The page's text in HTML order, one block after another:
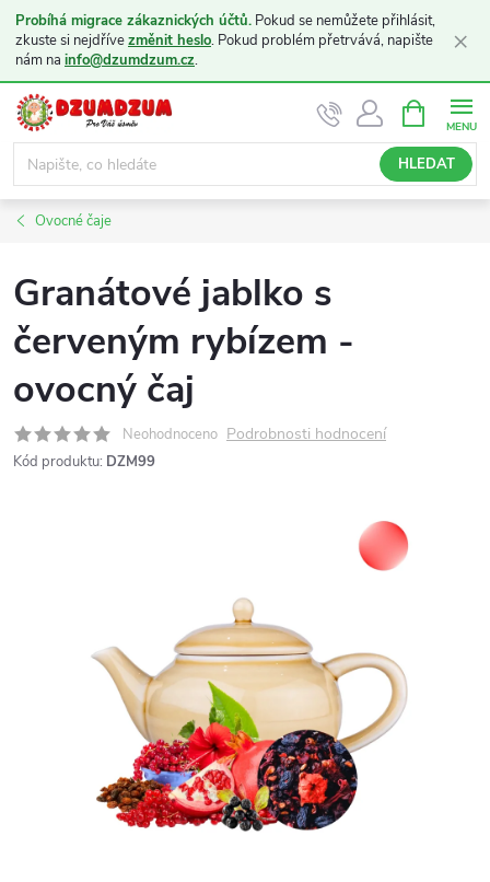
Probíhá migrace zákaznických účtů. Pokud se nemůžete přihlásit,
zkuste si nejdřívezměnit heslo. Pokud problém přetrvává, napište
nám na info@dzumdzum.cz.
×
Přejít
obsah
HLEDAT
NÁKUPNÍ
KOŠÍK
Ovocné čaje
Granátové jablko s
červeným rybízem -
ovocný čaj
Neohodnoceno Podrobnosti hodnocení
Kód produktu: DZM99